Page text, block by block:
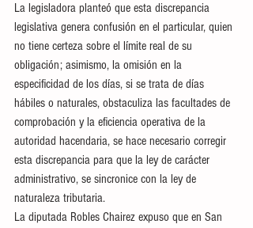
La legisladora planteó que esta discrepancia
legislativa genera confusión en el particular, quien
no tiene certeza sobre el límite real de su
obligación; asimismo, la omisión en la
especificidad de los días, si se trata de días
hábiles o naturales, obstaculiza las facultades de
comprobación y la eficiencia operativa de la
autoridad hacendaria, se hace necesario corregir
esta discrepancia para que la ley de carácter
administrativo, se sincronice con la ley de
naturaleza tributaria.
La diputada Robles Chairez expuso que en San